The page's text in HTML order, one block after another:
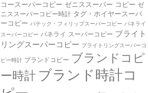
コースーパーコピー ゼニススーパー コピー ゼ
ニススーパーコピー時計 タグ・ホイヤースーパ
ーコピー パテック・フィリップスーパーコピー パネライ
スーパーコピー パネライ スーパーコピー ブライト
リングスーパーコピー ブライトリングスーパーコ
ピー時計 ブランドコピー ブランドコピ
ー時計 ブランド時計コ